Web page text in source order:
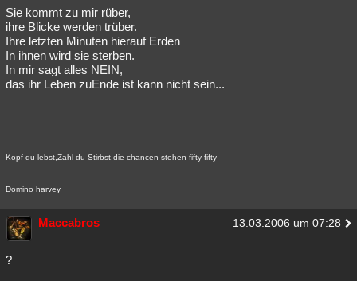
Sie kommt zu mir rüber,
ihre Blicke werden trüber.
Ihre letzten Minuten hierauf Erden
In ihnen wird sie sterben.
In mir sagt alles NEIN,
das ihr Leben zuEnde ist kann nicht sein...
Kopf du lebst,Zahl du Stirbst,die chancen stehen fifty-fifty
Domino harvey
Maccabros 13.03.2006 um 07:28
?